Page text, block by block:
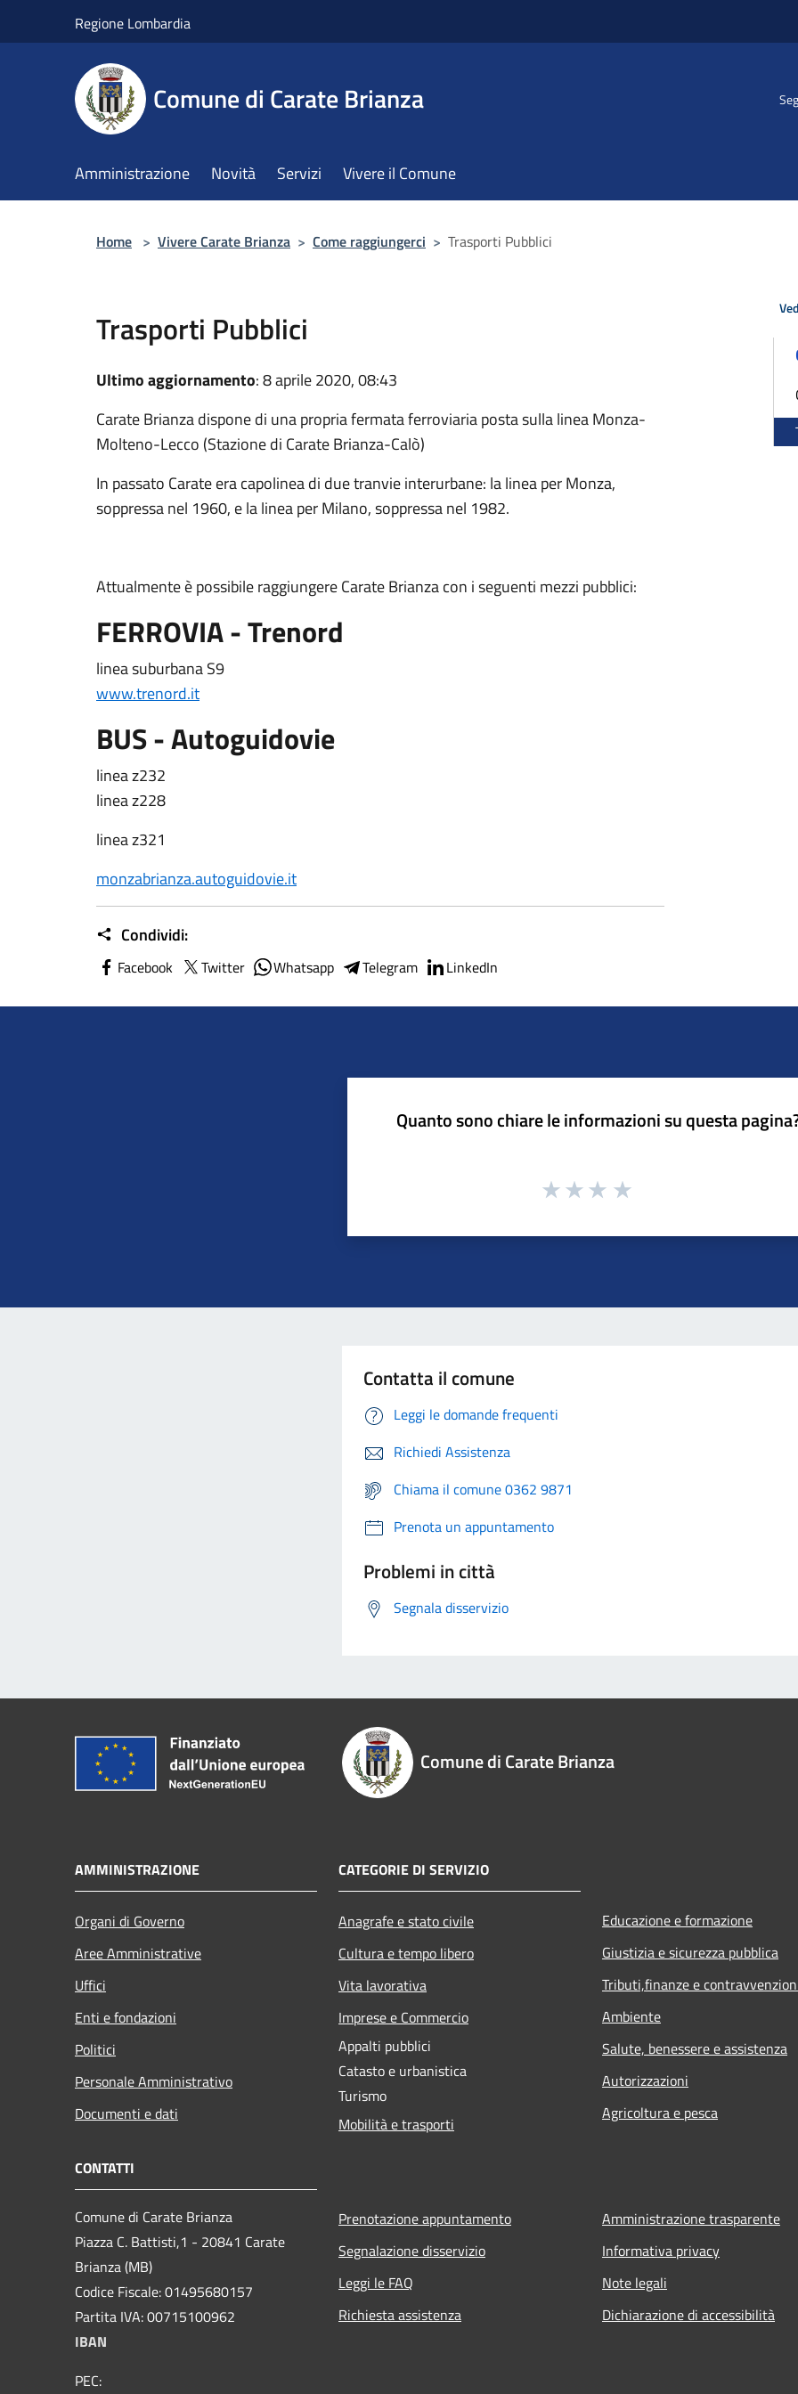
Regione Lombardia
Comune di Carate Brianza
Amministrazione Novità Servizi Vivere il Comune
Home > Vivere Carate Brianza > Come raggiungerci > Trasporti Pubblici
Trasporti Pubblici
Ultimo aggiornamento: 8 aprile 2020, 08:43
Carate Brianza dispone di una propria fermata ferroviaria posta sulla linea Monza-
Molteno-Lecco (Stazione di Carate Brianza-Calò)
In passato Carate era capolinea di due tranvie interurbane: la linea per Monza,
soppressa nel 1960, e la linea per Milano, soppressa nel 1982.
Attualmente è possibile raggiungere Carate Brianza con i seguenti mezzi pubblici:
FERROVIA - Trenord
linea suburbana S9
www.trenord.it
BUS - Autoguidovie
linea z232
linea z228
linea z321
monzabrianza.autoguidovie.it
Condividi:
Facebook Twitter Whatsapp Telegram LinkedIn
Quanto sono chiare le informazioni su questa
Contatta il comune
Leggi le domande frequenti
Richiedi Assistenza
Chiama il comune 0362 9871
Prenota un appuntamento
Problemi in città
Segnala disservizio
Comune di Carate Brianza
AMMINISTRAZIONE
Organi di Governo
Aree Amministrative
Uffici
Enti e fondazioni
Politici
Personale Amministrativo
Documenti e dati
CATEGORIE DI SERVIZIO
Anagrafe e stato civile
Cultura e tempo libero
Vita lavorativa
Imprese e Commercio
Appalti pubblici
Catasto e urbanistica
Turismo
Mobilità e trasporti
Educazione e formazione
Giustizia e sicurezza pubblica
Tributi,finanze e
Ambiente
Salute, benessere e assistenza
Autorizzazioni
Agricoltura e pesca
CONTATTI
Comune di Carate Brianza
Piazza C. Battisti,1 - 20841 Carate
Brianza (MB)
Codice Fiscale: 01495680157
Partita IVA: 00715100962
IBAN
PEC:
Prenotazione appuntamento
Segnalazione disservizio
Leggi le FAQ
Richiesta assistenza
Amministrazione trasparente
Informativa privacy
Note legali
Dichiarazione di accessibilità